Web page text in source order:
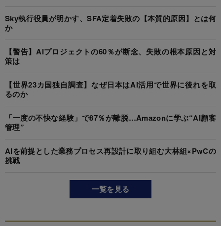
Sky執行役員が明かす、SFA定着失敗の【本質的原因】とは何
か
【警告】AIプロジェクトの60％が断念、失敗の根本原因と対
策は
【世界23カ国独自調査】なぜ日本はAI活用で世界に後れを取
るのか
「一度の不快な経験」で87％が離脱…Amazonに学ぶ“AI顧客
管理”
AIを前提とした業務プロセス再設計に取り組む大林組×PwCの
挑戦
一覧を見る